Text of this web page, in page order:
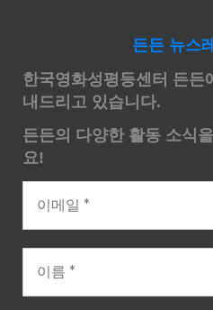
든든 뉴스
한국영화성평등센터 든든
내드리고 있습니다.
든든의 다양한 활동 소식
요!